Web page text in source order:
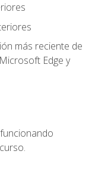
más reciente de
Edge y